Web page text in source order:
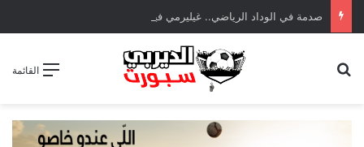
القائمة